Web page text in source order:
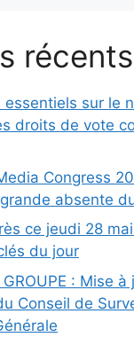
récents
essentiels sur le
droits de vote
Congress
grande absente
ce jeudi 28
du jour
GROUPE : Mise
Conseil de